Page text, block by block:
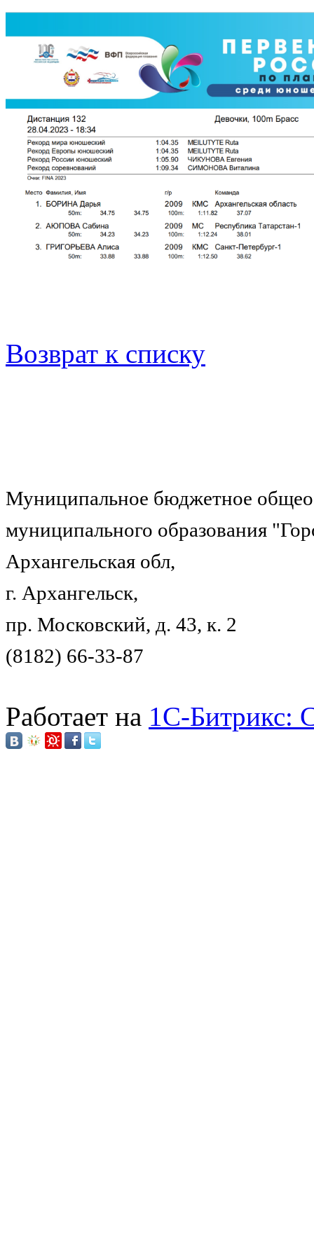
Возврат к списку
Муниципальное бюджетное
муниципального образования
Архангельская обл,
г. Архангельск,
пр. Московский, д. 43, к. 2
(8182) 66-33-87
Работает на 1C-Битрикс: